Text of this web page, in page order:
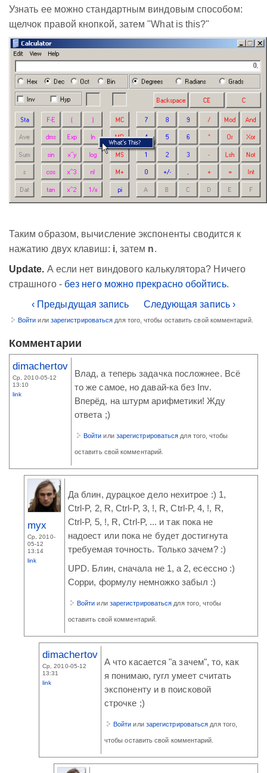
Узнать ее можно стандартным виндовым способом:
щелчок правой кнопкой, затем "What is this?"
Таким образом, вычисление экспоненты сводится к
нажатию двух клавиш: i, затем n.
Update. А если нет виндового калькулятора? Ничего
страшного - без него можно прекрасно обойтись.
‹ Предыдущая запись
Следующая запись ›
Войти или зарегистрироваться для того, чтобы оставить свой комментарий.
Комментарии
dimachertov
Ср, 2010-05-12
13:10
link
Влад, а теперь задачка посложнее. Всё
то же самое, но давай-ка без Inv.
Вперёд, на штурм арифметики! Жду
ответа ;)
Войти или зарегистрироваться для того, чтобы
оставить свой комментарий.
myx
Ср, 2010-
05-12
13:14
link
Да блин, дурацкое дело нехитрое :) 1,
Ctrl-P, 2, R, Ctrl-P, 3, !, R, Ctrl-P, 4, !, R,
Ctrl-P, 5, !, R, Ctrl-P, ... и так пока не
надоест или пока не будет достигнута
требуемая точность. Только зачем? :)
UPD. Блин, сначала не 1, а 2, есессно :)
Сорри, формулу немножко забыл :)
Войти или зарегистрироваться для того, чтобы
оставить свой комментарий.
dimachertov
Ср, 2010-05-12
13:31
link
А что касается "а зачем", то, как
я понимаю, гугл умеет считать
экспоненту и в поисковой
строчке ;)
Войти или зарегистрироваться для того,
чтобы оставить свой комментарий.